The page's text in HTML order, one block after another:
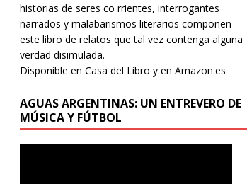
historias de seres co rrientes, interrogantes
narrados y malabarismos literarios componen
este libro de relatos que tal vez contenga alguna
verdad disimulada.
Disponible en Casa del Libro y en Amazon.es
AGUAS ARGENTINAS: UN ENTREVERO DE
MÚSICA Y FÚTBOL